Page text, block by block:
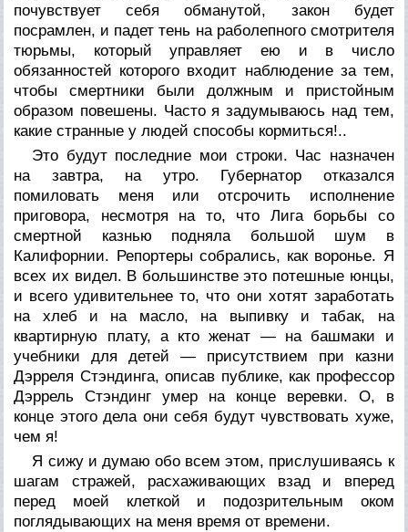
почувствует себя обманутой, закон будет
посрамлен, и падет тень на раболепного смотрителя
тюрьмы, который управляет ею и в число
обязанностей которого входит наблюдение за тем,
чтобы смертники были должным и пристойным
образом повешены. Часто я задумываюсь над тем,
какие странные у людей способы кормиться!..
Это будут последние мои строки. Час назначен
на завтра, на утро. Губернатор отказался
помиловать меня или отсрочить исполнение
приговора, несмотря на то, что Лига борьбы со
смертной казнью подняла большой шум в
Калифорнии. Репортеры собрались, как воронье. Я
всех их видел. В большинстве это потешные юнцы,
и всего удивительнее то, что они хотят заработать
на хлеб и на масло, на выпивку и табак, на
квартирную плату, а кто женат — на башмаки и
учебники для детей — присутствием при казни
Дэрреля Стэндинга, описав публике, как профессор
Дэррель Стэндинг умер на конце веревки. О, в
конце этого дела они себя будут чувствовать хуже,
чем я!
Я сижу и думаю обо всем этом, прислушиваясь к
шагам стражей, расхаживающих взад и вперед
перед моей клеткой и подозрительным оком
поглядывающих на меня время от времени.